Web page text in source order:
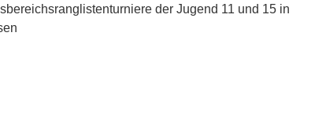
der Jugend 11 und 15 in